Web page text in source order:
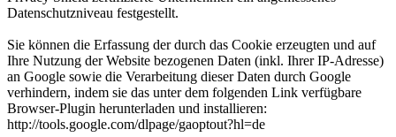
Datenschutzniveau festgestellt.
Sie können die Erfassung der durch das Cookie erzeugten und auf
Ihre Nutzung der Website bezogenen Daten (inkl. Ihrer IP-Adresse)
an Google sowie die Verarbeitung dieser Daten durch Google
verhindern, indem sie das unter dem folgenden Link verfügbare
Browser-Plugin herunterladen und installieren:
http://tools.google.com/dlpage/gaoptout?hl=de